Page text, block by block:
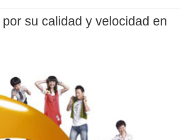
su calidad y velocidad en